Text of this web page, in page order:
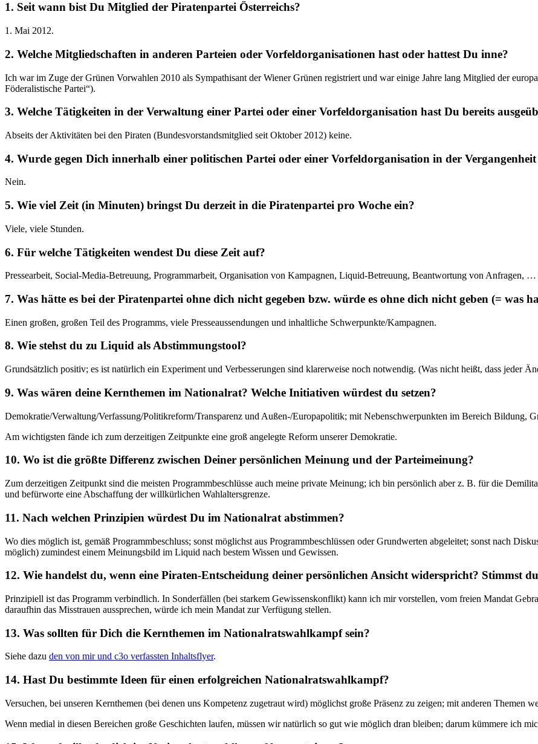
1. Seit wann bist Du Mitglied der Piratenpartei Österreichs?
1. Mai 2012.
2. Welche Mitgliedschaften in anderen Parteien oder Vorfeldorganisationen hast oder hattest Du inne?
Ich war im Zuge der Grünen Vorwahlen 2010 als Sympathisant der Wiener Grünen registriert und war einige Jahre lang Mitglied der
Föderalistische Partei“).
3. Welche Tätigkeiten in der Verwaltung einer Partei oder einer Vorfeldorganisation hast Du bereits
Abseits der Aktivitäten bei den Piraten (Bundesvorstandsmitglied seit Oktober 2012) keine.
4. Wurde gegen Dich innerhalb einer politischen Partei oder einer Vorfeldorganisation in der
Nein.
5. Wie viel Zeit (in Minuten) bringst Du derzeit in die Piratenpartei pro Woche ein?
Viele, viele Stunden.
6. Für welche Tätigkeiten wendest Du diese Zeit auf?
Pressearbeit, Social-Media-Betreuung, Programmarbeit, Organisation von Kampagnen, Liquid-Betreuung, Beantwortung von Anfragen, …
7. Was hätte es bei der Piratenpartei ohne dich nicht gegeben bzw. würde es ohne dich nicht geben (= was
Einen großen, großen Teil des Programms, viele Presseaussendungen und inhaltliche Schwerpunkte/Kampagnen.
8. Wie stehst du zu Liquid als Abstimmungstool?
Grundsätzlich positiv; es ist natürlich ein Experiment und Verbesserungen sind klarerweise noch notwendig. (Was nicht heißt, dass jeder
9. Was wären deine Kernthemen im Nationalrat? Welche Initiativen würdest du setzen?
Demokratie/Verwaltung/Verfassung/Politikreform/Transparenz und Außen-/Europapolitik; mit Nebenschwerpunkten im Bereich Bildung,
Am wichtigsten fände ich zum derzeitigen Zeitpunkte eine groß angelegte Reform unserer Demokratie.
10. Wo ist die größte Differenz zwischen Deiner persönlichen Meinung und der Parteimeinung?
Zum derzeitigen Zeitpunkt sind die meisten Programmbeschlüsse auch meine private Meinung; ich bin persönlich aber z. B. für die
und befürworte eine Abschaffung der willkürlichen Wahlaltersgrenze.
11. Nach welchen Prinzipien würdest Du im Nationalrat abstimmen?
Wo dies möglich ist, gemäß Programmbeschluss; sonst möglichst aus Programmbeschlüssen oder Grundwerten abgeleitet; sonst nach
möglich) zumindest einem Meinungsbild im Liquid nach bestem Wissen und Gewissen.
12. Wie handelst du, wenn eine Piraten-Entscheidung deiner persönlichen Ansicht widerspricht? Stimmst
Prinzipiell ist das Programm verbindlich. In Sonderfällen (bei starkem Gewissenskonflikt) kann ich mir vorstellen, vom freien Mandat
daraufhin das Misstrauen aussprechen, würde ich mein Mandat zur Verfügung stellen.
13. Was sollten für Dich die Kernthemen im Nationalratswahlkampf sein?
Siehe dazu den von mir und c3o verfassten Inhaltsflyer.
14. Hast Du bestimmte Ideen für einen erfolgreichen Nationalratswahlkampf?
Versuchen, bei unseren Kernthemen (bei denen uns Kompetenz zugetraut wird) möglichst große Präsenz zu zeigen; mit anderen Themen
Wenn medial in diesen Bereichen große Geschichten laufen, müssen wir natürlich so gut wie möglich dran bleiben; darum kümmere ich